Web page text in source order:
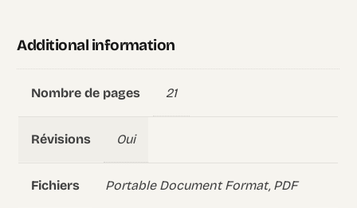
Additional information
Nombre de pages 21
Révisions Oui
Fichiers Portable Document Format, PDF